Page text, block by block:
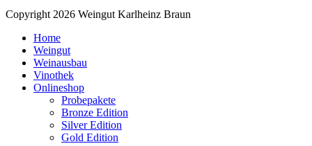
Copyright 2026 Weingut Karlheinz Braun
Home
Weingut
Weinausbau
Vinothek
Onlineshop
Probepakete
Bronze Edition
Silver Edition
Gold Edition